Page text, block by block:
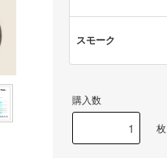
スモーク
購入数
枚